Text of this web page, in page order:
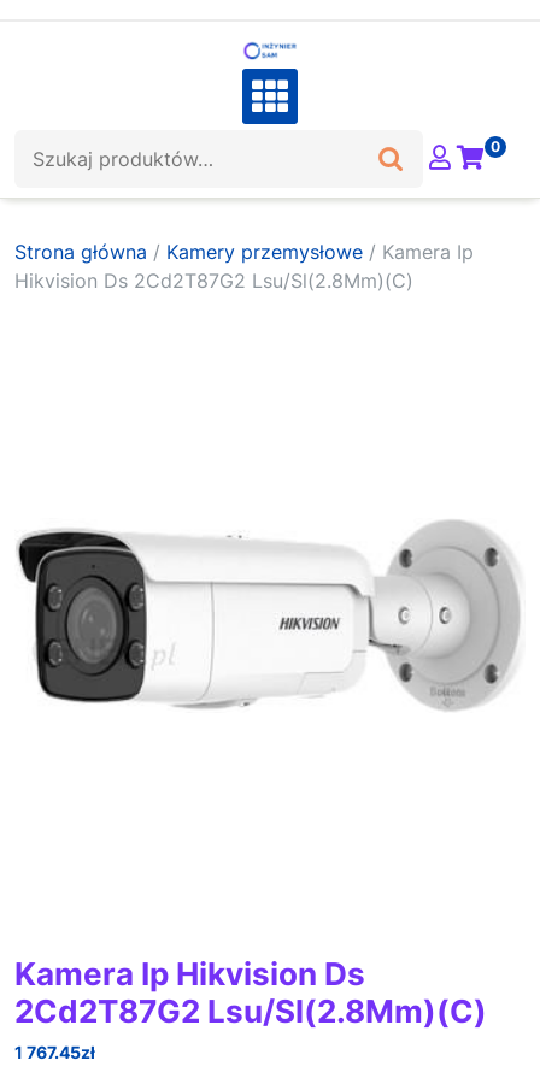
0
Strona główna / Kamery przemysłowe / Kamera Ip
Hikvision Ds 2Cd2T87G2 Lsu/Sl(2.8Mm)(C)
Kamera Ip Hikvision Ds
2Cd2T87G2 Lsu/Sl(2.8Mm)(C)
1 767.45zł